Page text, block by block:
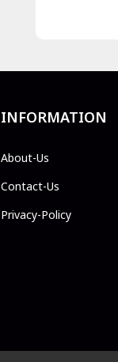
INFORMATION
About-Us
Contact-Us
Privacy-Policy